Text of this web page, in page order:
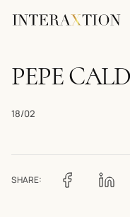
PEPE
18/02
SHARE: